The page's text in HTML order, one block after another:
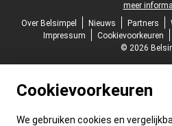
meer
Over Belsimpel
Nieuws Partners
Impressum
Cookievoorkeuren
© 2026
Cookievoorkeuren
We gebruiken cookies en